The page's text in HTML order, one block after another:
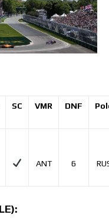
SC VMR DNF
ANT 6